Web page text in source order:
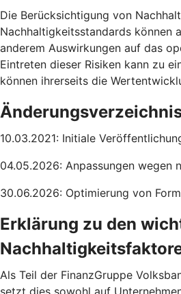
Die Berücksichtigung von
Nachhaltigkeitsstandards können
anderem Auswirkungen auf das
Eintreten dieser Risiken kann zu
können ihrerseits die
10.03.2021: Initiale
04.05.2026: Anpassungen wegen
30.06.2026: Optimierung von
Erklärung zu den
Als Teil der FinanzGruppe
setzt dies sowohl auf